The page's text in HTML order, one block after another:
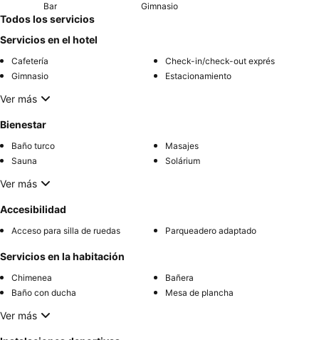
Bar Gimnasio
Todos los servicios
Servicios en el hotel
Cafetería
Check-in/check-out exprés
Gimnasio
Estacionamiento
Ver más
Bienestar
Baño turco
Masajes
Sauna
Solárium
Ver más
Accesibilidad
Acceso para silla de ruedas Parqueadero adaptado
Servicios en la habitación
Chimenea
Bañera
Baño con ducha
Mesa de plancha
Ver más